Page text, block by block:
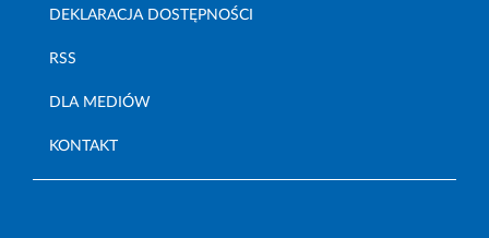
DEKLARACJA DOSTĘPNOŚCI
RSS
DLA MEDIÓW
KONTAKT